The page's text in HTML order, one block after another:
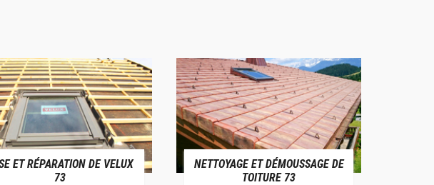
ET RÉPARATION DE VELUX
73
NETTOYAGE ET DÉMOUSSAGE DE
TOITURE 73